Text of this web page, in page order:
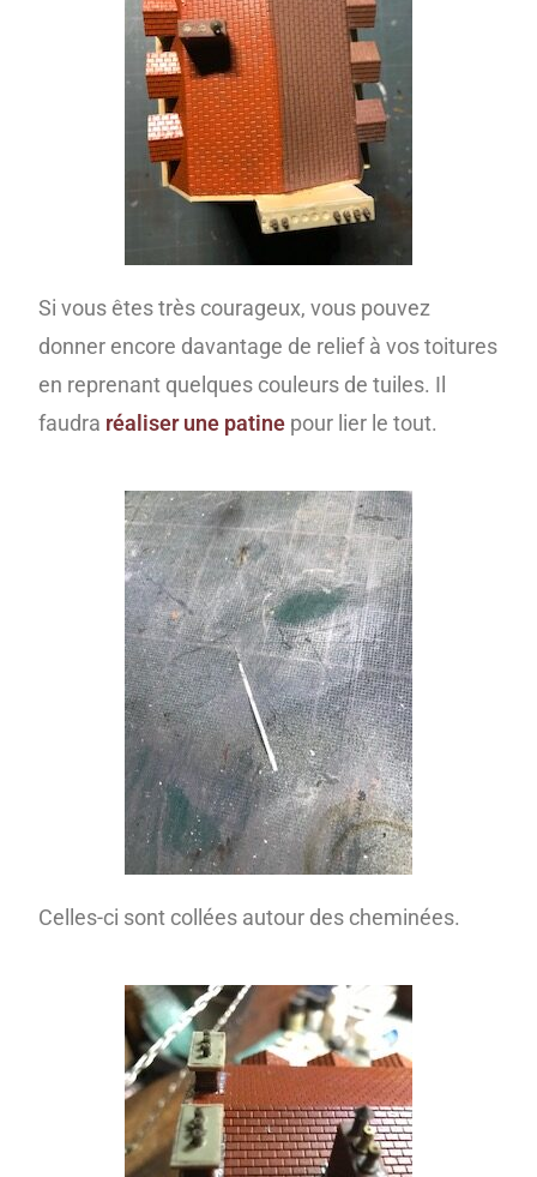
Si vous êtes très courageux, vous pouvez
donner encore davantage de relief à vos toitures
en reprenant quelques couleurs de tuiles. Il
faudra réaliser une patine pour lier le tout.
Celles-ci sont collées autour des cheminées.